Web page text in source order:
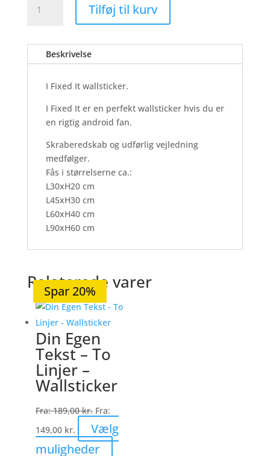
Fixed
Wallsticker
Tilføj til kurv
Beskrivelse
I Fixed It wallsticker.
I Fixed It er en perfekt wallsticker hvis du er
en rigtig android fan.
Skraberedskab og udførlig vejledning
medfølger.
Fås i størrelserne ca.:
L30xH20 cm
L45xH30 cm
L60xH40 cm
L90xH60 cm
Relaterede varer
Spar 20%
Din Egen
Tekst – To
Linjer –
Wallsticker
Fra:189,00kr. Fra:
149,00 kr.
Vælg
muligheder
Spar 20%
Spar 19%
Spar 20%
Spar 20%